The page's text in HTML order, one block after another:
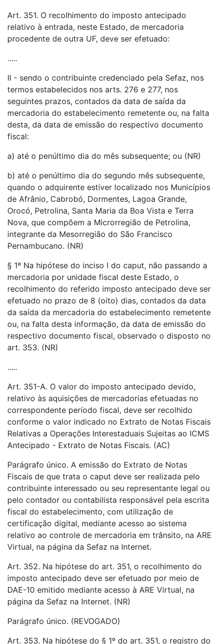
Art. 351. O recolhimento do imposto antecipado
relativo à entrada, neste Estado, de mercadoria
procedente de outra UF, deve ser efetuado:
.....
II - sendo o contribuinte credenciado pela Sefaz, nos
termos estabelecidos nos arts. 276 e 277, nos
seguintes prazos, contados da data de saída da
mercadoria do estabelecimento remetente ou, na falta
desta, da data de emissão do respectivo documento
fiscal:
a) até o penúltimo dia do mês subsequente; ou (NR)
b) até o penúltimo dia do segundo mês subsequente,
quando o adquirente estiver localizado nos Municípios
de Afrânio, Cabrobó, Dormentes, Lagoa Grande,
Orocó, Petrolina, Santa Maria da Boa Vista e Terra
Nova, que compõem a Microrregião de Petrolina,
integrante da Mesorregião do São Francisco
Pernambucano. (NR)
§ 1º Na hipótese do inciso I do caput, não passando a
mercadoria por unidade fiscal deste Estado, o
recolhimento do referido imposto antecipado deve ser
efetuado no prazo de 8 (oito) dias, contados da data
da saída da mercadoria do estabelecimento remetente
ou, na falta desta informação, da data de emissão do
respectivo documento fiscal, observado o disposto no
art. 353. (NR)
.....
Art. 351-A. O valor do imposto antecipado devido,
relativo às aquisições de mercadorias efetuadas no
correspondente período fiscal, deve ser recolhido
conforme o valor indicado no Extrato de Notas Fiscais
Relativas a Operações Interestaduais Sujeitas ao ICMS
Antecipado - Extrato de Notas Fiscais. (AC)
Parágrafo único. A emissão do Extrato de Notas
Fiscais de que trata o caput deve ser realizada pelo
contribuinte interessado ou seu representante legal ou
pelo contador ou contabilista responsável pela escrita
fiscal do estabelecimento, com utilização de
certificação digital, mediante acesso ao sistema
relativo ao controle de mercadoria em trânsito, na ARE
Virtual, na página da Sefaz na Internet.
Art. 352. Na hipótese do art. 351, o recolhimento do
imposto antecipado deve ser efetuado por meio de
DAE-10 emitido mediante acesso à ARE Virtual, na
página da Sefaz na Internet. (NR)
Parágrafo único. (REVOGADO)
Art. 353. Na hipótese do § 1º do art. 351, o registro do